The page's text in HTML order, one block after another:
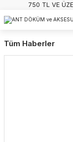
750 TL VE
Tüm Haberler